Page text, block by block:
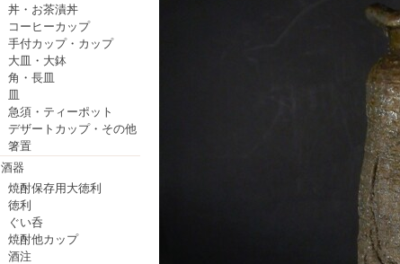
丼・お茶漬丼
コーヒーカップ
手付カップ・カップ
大皿・大鉢
角・長皿
皿
急須・ティーポット
デザートカップ・その他
箸置
酒器
焼酎保存用大徳利
徳利
ぐい呑
焼酎他カップ
酒注